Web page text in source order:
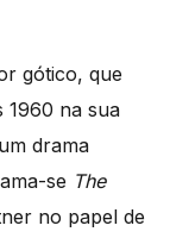
gótico, que
1960 na sua
drama
se The
no papel de